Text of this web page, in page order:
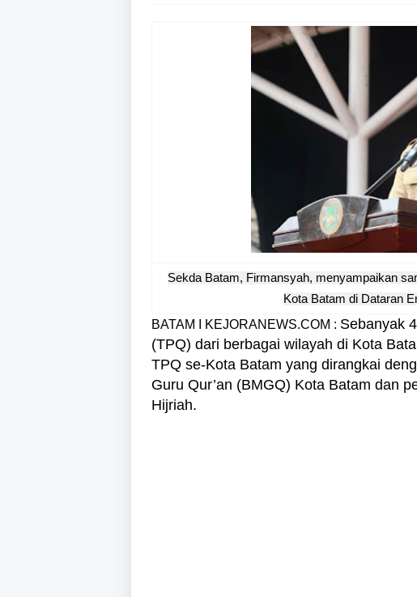
Sekda Batam, Firmansyah, menyampaikan
Kota Batam di Dataran
BATAM I KEJORANEWS.COM : Sebanyak
(TPQ) dari berbagai wilayah di Kota
TPQ se-Kota Batam yang dirangkai
Guru Qur’an (BMGQ) Kota Batam dan
Hijriah.